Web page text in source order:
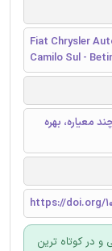
Fiat Chrysler
Camilo Sul -
معیاره، بهره
https://doi.org/
و در کوتاه ترین